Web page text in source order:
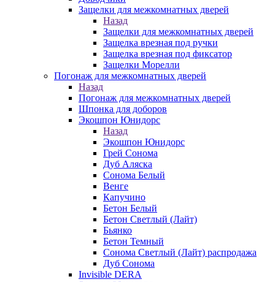
Защелки для межкомнатных дверей
Назад
Защелки для межкомнатных дверей
Защелка врезная под ручки
Защелка врезная под фиксатор
Защелки Морелли
Погонаж для межкомнатных дверей
Назад
Погонаж для межкомнатных дверей
Шпонка для доборов
Экошпон Юнидорс
Назад
Экошпон Юнидорс
Грей Сонома
Дуб Аляска
Сонома Белый
Венге
Капучино
Бетон Белый
Бетон Светлый (Лайт)
Бьянко
Бетон Темный
Сонома Светлый (Лайт) распродажа
Дуб Сонома
Invisible DERA